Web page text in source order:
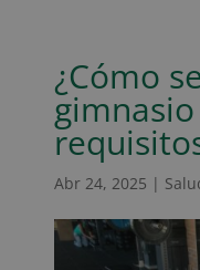
¿Cómo
Abr 24, 2025 |